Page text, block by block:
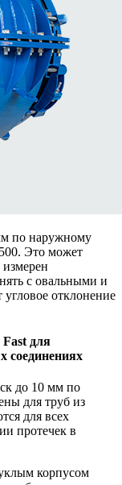
по наружному
Это может
с овальными и
отклонение
для
соединениях
до 10 мм по
для труб из
для всех
протечек в
корпусом